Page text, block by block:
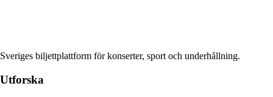
Sveriges biljettplattform för konserter, sport och underhållning.
Utforska